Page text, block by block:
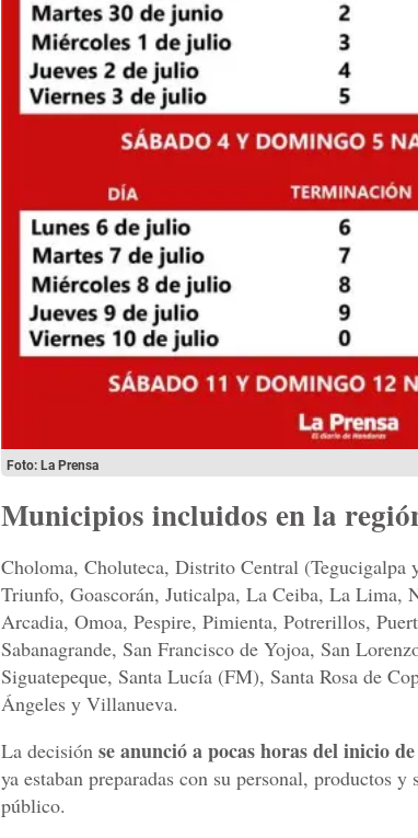
Foto: La Prensa
Municipios incluidos en la
Choloma, Choluteca, Distrito Central (Tegucigalpa
Triunfo, Goascorán, Juticalpa, La Ceiba, La Lima,
Arcadia, Omoa, Pespire, Pimienta, Potrerillos,
Sabanagrande, San Francisco de Yojoa, San
Siguatepeque, Santa Lucía (FM), Santa Rosa de
Ángeles y Villanueva.
La decisión se anunció a pocas horas del inicio
ya estaban preparadas con su personal, productos
público.